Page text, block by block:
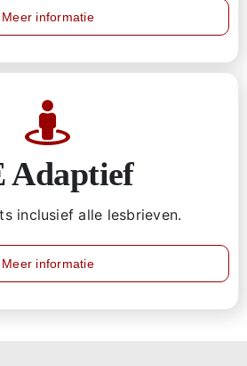
Meer informatie
Adaptief
inclusief alle lesbrieven.
Meer informatie